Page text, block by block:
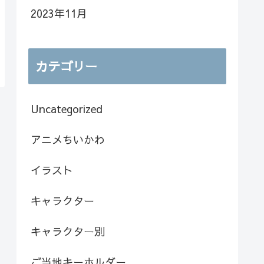
2023年11月
カテゴリー
Uncategorized
アニメちいかわ
イラスト
キャラクター
キャラクター別